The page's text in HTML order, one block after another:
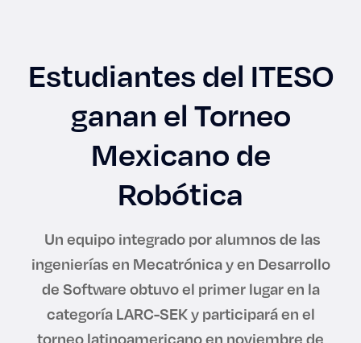
Lo más buscado
Carreras
Estudiantes del ITESO
ganan el Torneo
Mexicano de
Robótica
Un equipo integrado por alumnos de las
ingenierías en Mecatrónica y en Desarrollo
de Software obtuvo el primer lugar en la
categoría LARC-SEK y participará en el